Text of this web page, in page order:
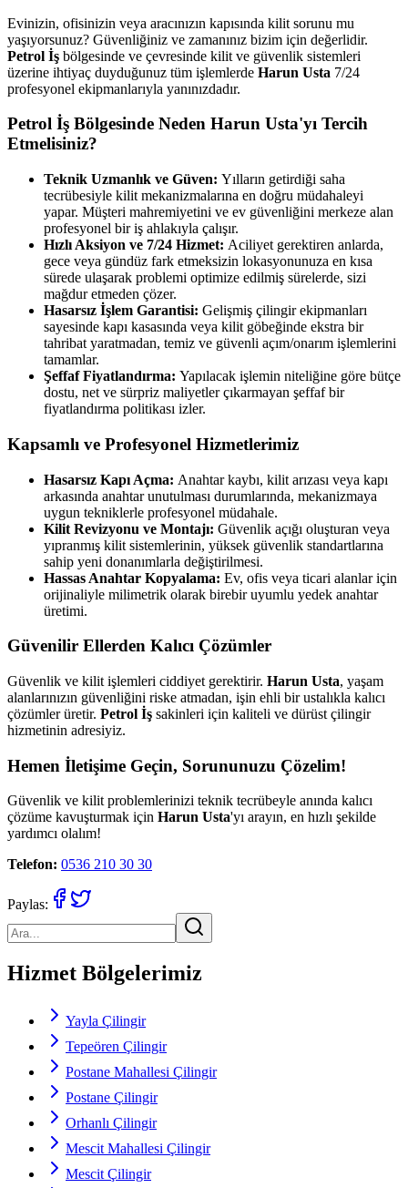
Evinizin, ofisinizin veya aracınızın kapısında kilit sorunu mu
yaşıyorsunuz? Güvenliğiniz ve zamanınız bizim için değerlidir.
Petrol İş bölgesinde ve çevresinde kilit ve güvenlik sistemleri
üzerine ihtiyaç duyduğunuz tüm işlemlerde Harun Usta 7/24
profesyonel ekipmanlarıyla yanınızdadır.
Petrol İş Bölgesinde Neden Harun Usta'yı Tercih
Etmelisiniz?
Teknik Uzmanlık ve Güven: Yılların getirdiği saha
tecrübesiyle kilit mekanizmalarına en doğru müdahaleyi
yapar. Müşteri mahremiyetini ve ev güvenliğini merkeze alan
profesyonel bir iş ahlakıyla çalışır.
Hızlı Aksiyon ve 7/24 Hizmet: Aciliyet gerektiren anlarda,
gece veya gündüz fark etmeksizin lokasyonunuza en kısa
sürede ulaşarak problemi optimize edilmiş sürelerde, sizi
mağdur etmeden çözer.
Hasarsız İşlem Garantisi: Gelişmiş çilingir ekipmanları
sayesinde kapı kasasında veya kilit göbeğinde ekstra bir
tahribat yaratmadan, temiz ve güvenli açım/onarım işlemlerini
tamamlar.
Şeffaf Fiyatlandırma: Yapılacak işlemin niteliğine göre bütçe
dostu, net ve sürpriz maliyetler çıkarmayan şeffaf bir
fiyatlandırma politikası izler.
Kapsamlı ve Profesyonel Hizmetlerimiz
Hasarsız Kapı Açma: Anahtar kaybı, kilit arızası veya kapı
arkasında anahtar unutulması durumlarında, mekanizmaya
uygun tekniklerle profesyonel müdahale.
Kilit Revizyonu ve Montajı: Güvenlik açığı oluşturan veya
yıpranmış kilit sistemlerinin, yüksek güvenlik standartlarına
sahip yeni donanımlarla değiştirilmesi.
Hassas Anahtar Kopyalama: Ev, ofis veya ticari alanlar için
orijinaliyle milimetrik olarak birebir uyumlu yedek anahtar
üretimi.
Güvenilir Ellerden Kalıcı Çözümler
Güvenlik ve kilit işlemleri ciddiyet gerektirir. Harun Usta, yaşam
alanlarınızın güvenliğini riske atmadan, işin ehli bir ustalıkla kalıcı
çözümler üretir. Petrol İş sakinleri için kaliteli ve dürüst çilingir
hizmetinin adresiyiz.
Hemen İletişime Geçin, Sorununuzu Çözelim!
Güvenlik ve kilit problemlerinizi teknik tecrübeyle anında kalıcı
çözüme kavuşturmak için Harun Usta'yı arayın, en hızlı şekilde
yardımcı olalım!
Telefon: 0536 210 30 30
Paylas:
Hizmet Bölgelerimiz
Yayla Çilingir
Tepeören Çilingir
Postane Mahallesi Çilingir
Postane Çilingir
Orhanlı Çilingir
Mescit Mahallesi Çilingir
Mescit Çilingir